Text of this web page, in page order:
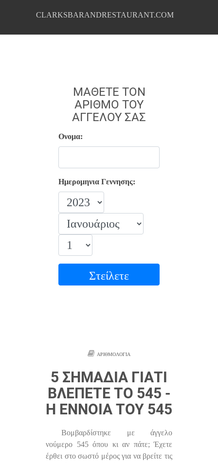
CLARKSBARANDRESTAURANT.COM
ΜΆΘΕΤΕ ΤΟΝ
ΑΡΙΘΜΌ ΤΟΥ
ΑΓΓΈΛΟΥ ΣΑΣ
Ονομα:
Ημερομηνια Γεννησης:
Στείλετε
ΑΡΙΘΜΟΛΟΓΊΑ
5 ΣΗΜΆΔΙΑ ΓΙΑΤΊ
ΒΛΈΠΕΤΕ ΤΟ 545 -
Η ΈΝΝΟΙΑ ΤΟΥ 545
Βομβαρδίστηκε με άγγελο
νούμερο 545 όπου κι αν πάτε; Έχετε
έρθει στο σωστό μέρος για να βρείτε τις